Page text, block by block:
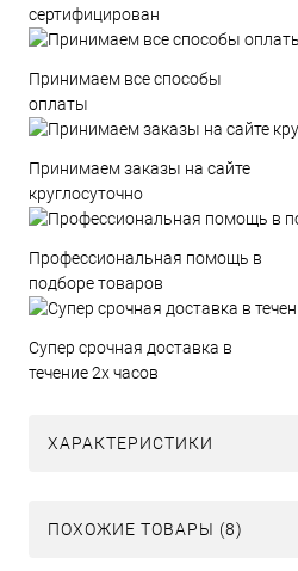
сертифицирован
Принимаем все способы
оплаты
Принимаем заказы на сайте
круглосуточно
Профессиональная помощь в
подборе товаров
Супер срочная доставка в
течение 2х часов
ХАРАКТЕРИСТИКИ
ПОХОЖИЕ ТОВАРЫ (8)